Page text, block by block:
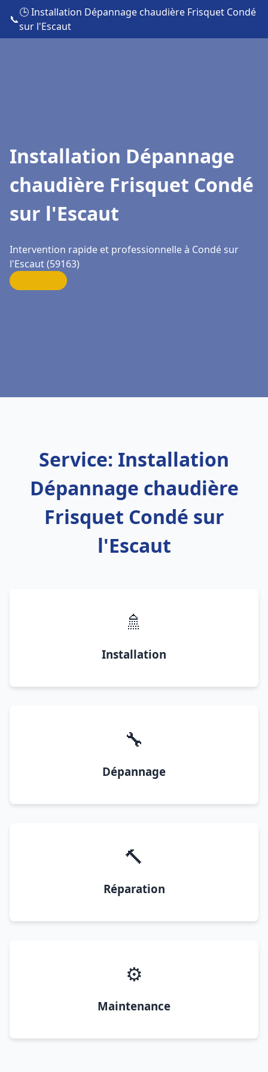
📞
🕒 Installation Dépannage chaudière Frisquet Condé
sur l'Escaut
Installation Dépannage
chaudière Frisquet Condé
sur l'Escaut
Intervention rapide et professionnelle à Condé sur
l'Escaut (59163)
Service: Installation
Dépannage chaudière
Frisquet Condé sur
l'Escaut
🚿
Installation
🔧
Dépannage
🔨
Réparation
⚙️
Maintenance